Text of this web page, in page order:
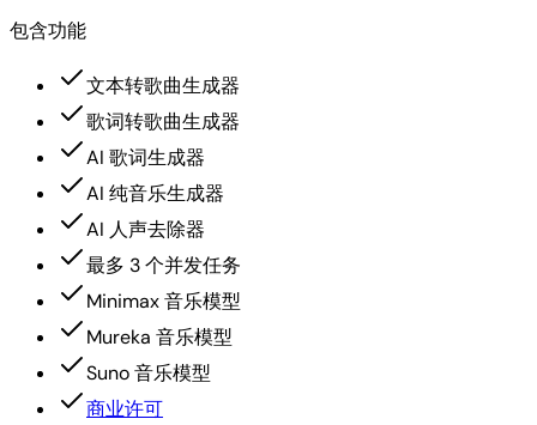
包含功能
文本转歌曲生成器
歌词转歌曲生成器
AI 歌词生成器
AI 纯音乐生成器
AI 人声去除器
最多 3 个并发任务
Minimax 音乐模型
Mureka 音乐模型
Suno 音乐模型
商业许可